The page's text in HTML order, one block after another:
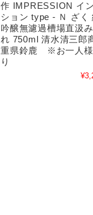
作 IMPRESSION イ
ション type - Ｎ ざく
吟醸無濾過槽場直汲
れ 750ml 清水清三郎
重県鈴鹿 ※お一人様
り